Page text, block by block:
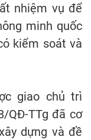
nhiệm vụ để
minh quốc
kiểm soát và
giao chủ trì
QĐ-TTg đã cơ
dựng và đề